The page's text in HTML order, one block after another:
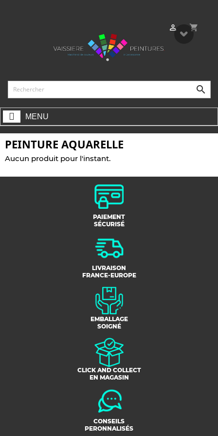
shopping_cart


MENU
PEINTURE AQUARELLE
Aucun produit pour l'instant.
PAIEMENT
SÉCURISÉ
LIVRAISON
FRANCE-EUROPE
EMBALLAGE
SOIGNÉ
CLICK AND COLLECT
EN MAGASIN
CONSEILS
PERONNALISÉS